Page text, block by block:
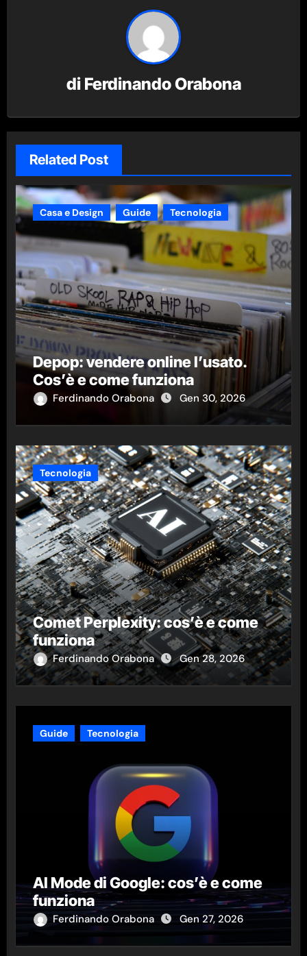
di Ferdinando Orabona
Related Post
Casa e Design Guide Tecnologia
Depop: vendere online l’usato.
Cos’è e come funziona
Ferdinando Orabona Gen 30, 2026
Tecnologia
Comet Perplexity: cos’è e come
funziona
Ferdinando Orabona Gen 28, 2026
Guide Tecnologia
AI Mode di Google: cos’è e come
funziona
Ferdinando Orabona Gen 27, 2026